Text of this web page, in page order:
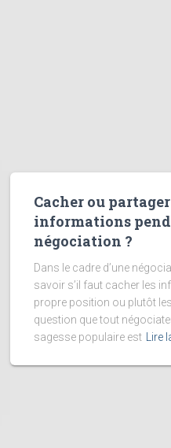
Cacher ou
informations
négociation ?
Dans le cadre d’une
savoir s’il faut cacher les
propre position ou plutôt
question que tout
sagesse populaire est
Lire